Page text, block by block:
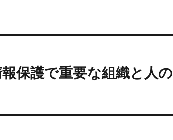
保護で重要な組織と人の